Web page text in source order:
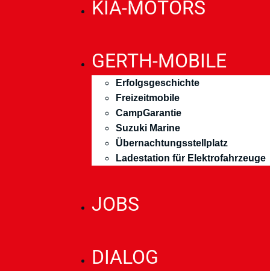
KIA-MOTORS
GERTH-MOBILE
Erfolgsgeschichte
Freizeitmobile
CampGarantie
Suzuki Marine
Übernachtungsstellplatz
Ladestation für Elektrofahrzeuge
JOBS
DIALOG